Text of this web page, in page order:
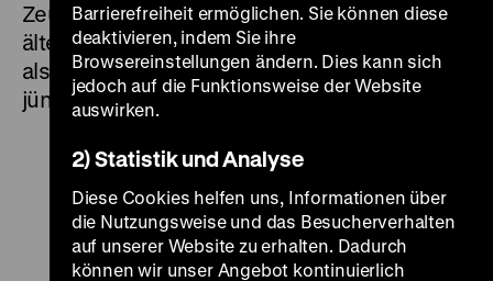
Zeugnisse der deutschen Geschichte. Die
ältesten stammen aus dem frühen Mittelalter,
als von Deutschland noch keine Rede war, die
jüngsten aus der unmittelbaren Gegenwart.
Barrierefreiheit ermöglichen. Sie können diese
deaktivieren, indem Sie ihre
Browsereinstellungen ändern. Dies kann sich
jedoch auf die Funktionsweise der Website
auswirken.
2) Statistik und Analyse
Diese Cookies helfen uns, Informationen über
die Nutzungsweise und das Besucherverhalten
auf unserer Website zu erhalten. Dadurch
können wir unser Angebot kontinuierlich